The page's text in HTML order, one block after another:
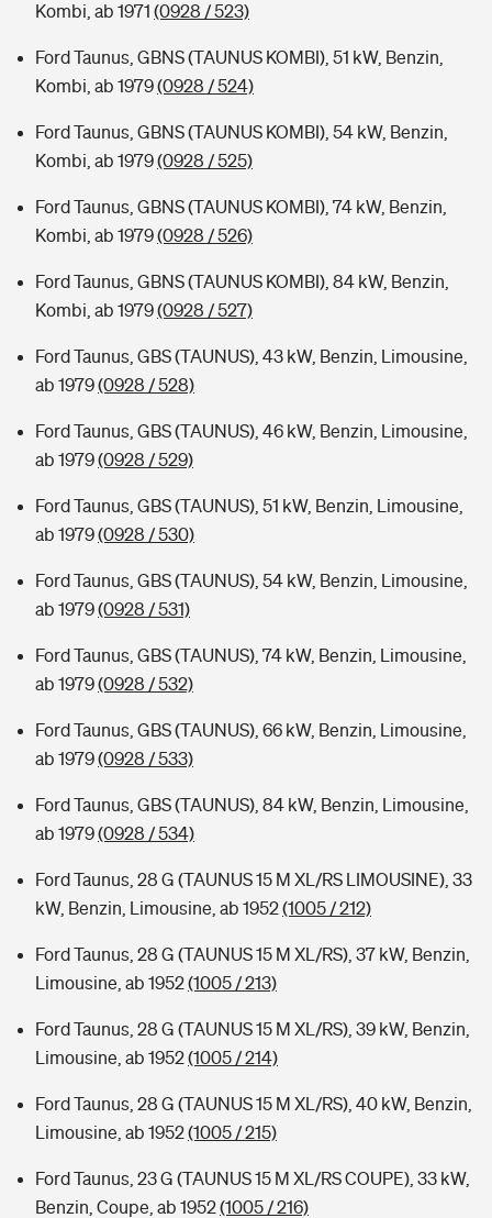
Kombi, ab 1971 (0928 / 523)
Ford Taunus, GBNS (TAUNUS KOMBI), 51 kW, Benzin,
Kombi, ab 1979(0928 / 524)
Ford Taunus, GBNS (TAUNUS KOMBI), 54 kW, Benzin,
Kombi, ab 1979(0928 / 525)
Ford Taunus, GBNS (TAUNUS KOMBI), 74 kW, Benzin,
Kombi, ab 1979(0928 / 526)
Ford Taunus, GBNS (TAUNUS KOMBI), 84 kW, Benzin,
Kombi, ab 1979(0928 / 527)
Ford Taunus, GBS (TAUNUS), 43 kW, Benzin, Limousine,
ab 1979(0928 / 528)
Ford Taunus, GBS (TAUNUS), 46 kW, Benzin, Limousine,
ab 1979(0928 / 529)
Ford Taunus, GBS (TAUNUS), 51 kW, Benzin, Limousine,
ab 1979(0928 / 530)
Ford Taunus, GBS (TAUNUS), 54 kW, Benzin, Limousine,
ab 1979(0928 / 531)
Ford Taunus, GBS (TAUNUS), 74 kW, Benzin, Limousine,
ab 1979(0928 / 532)
Ford Taunus, GBS (TAUNUS), 66 kW, Benzin, Limousine,
ab 1979(0928 / 533)
Ford Taunus, GBS (TAUNUS), 84 kW, Benzin, Limousine,
ab 1979(0928 / 534)
Ford Taunus, 28 G (TAUNUS 15 M XL/RS LIMOUSINE), 33
kW, Benzin, Limousine, ab 1952(1005 / 212)
Ford Taunus, 28 G (TAUNUS 15 M XL/RS), 37 kW, Benzin,
Limousine, ab 1952(1005 / 213)
Ford Taunus, 28 G (TAUNUS 15 M XL/RS), 39 kW, Benzin,
Limousine, ab 1952(1005 / 214)
Ford Taunus, 28 G (TAUNUS 15 M XL/RS), 40 kW, Benzin,
Limousine, ab 1952(1005 / 215)
Ford Taunus, 23 G (TAUNUS 15 M XL/RS COUPE), 33 kW,
Benzin, Coupe, ab 1952(1005 / 216)